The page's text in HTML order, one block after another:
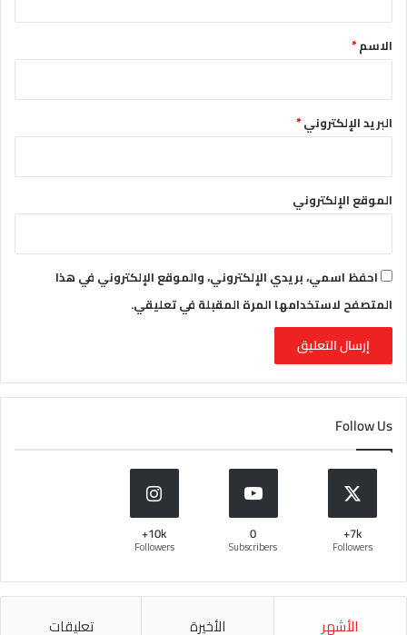
*الاسم*
البريد الإلكتروني*
الموقع الإلكتروني
احفظ اسمي، بريدي الإلكتروني، والموقع الإلكتروني في هذا
المتصفح لاستخدامها المرة المقبلة في تعليقي.
Follow Us
7k+
Followers
0
Subscribers
10k+
Followers
الأشهر الأخيرة تعليقات